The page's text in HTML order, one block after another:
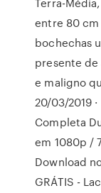
entre 80 cm
bochechas
presente de
e maligno
20/03/2019
Completa
em 1080p /
Download
GRÁTIS -